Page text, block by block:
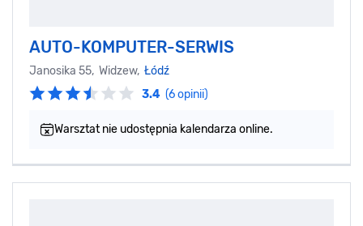
AUTO-KOMPUTER-SERWIS
Janosika 55, Widzew, Łódź
3.4 (6 opinii)
Warsztat nie udostępnia kalendarza online.